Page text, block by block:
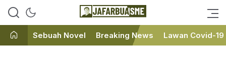
JafarBua
Ini bukan Media Online, Ini
Sebuah Novel Breaking News Lawan Covid-19